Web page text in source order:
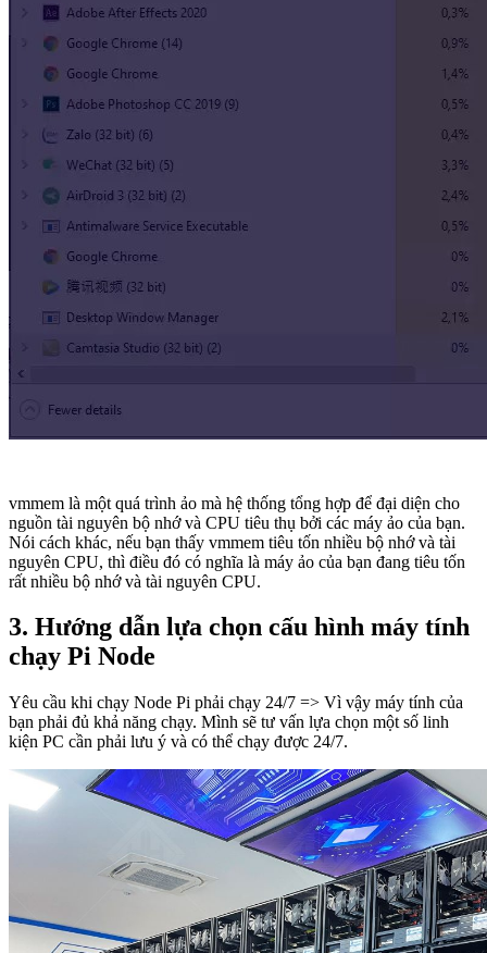
vmmem là một quá trình ảo mà hệ thống tổng hợp để đại diện cho
nguồn tài nguyên bộ nhớ và CPU tiêu thụ bởi các máy ảo của bạn.
Nói cách khác, nếu bạn thấy vmmem tiêu tốn nhiều bộ nhớ và tài
nguyên CPU, thì điều đó có nghĩa là máy ảo của bạn đang tiêu tốn
rất nhiều bộ nhớ và tài nguyên CPU.
3. Hướng dẫn lựa chọn cấu hình máy tính
chạy Pi Node
Yêu cầu khi chạy Node Pi phải chạy 24/7 => Vì vậy máy tính của
bạn phải đủ khả năng chạy. Mình sẽ tư vấn lựa chọn một số linh
kiện PC cần phải lưu ý và có thể chạy được 24/7.